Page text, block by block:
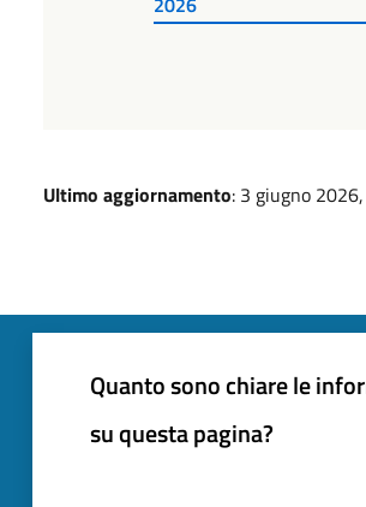
Ultimo aggiornamento: 3 giugno
Quanto sono chiare le
su questa pagina?